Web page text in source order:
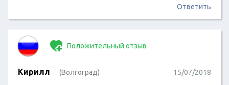
Ответить
Положительный отзыв
Кирилл (Волгоград) 15/07/2018